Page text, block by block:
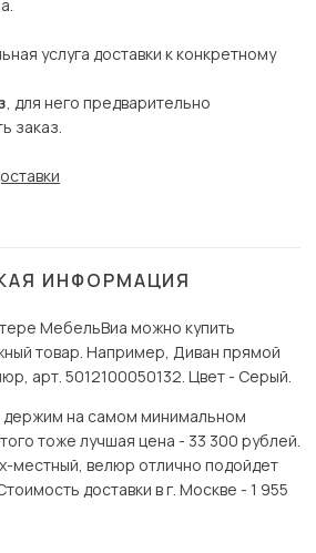
услуга доставки к конкретному
, для него предварительно
заказ.
ИНФОРМАЦИЯ
МебельВиа можно купить
товар. Например, Диван прямой
арт. 5012100050132. Цвет - Серый.
держим на самом минимальном
тоже лучшая цена - 33 300 рублей.
местный, велюр отлично подойдет
доставки в г. Москве - 1 955